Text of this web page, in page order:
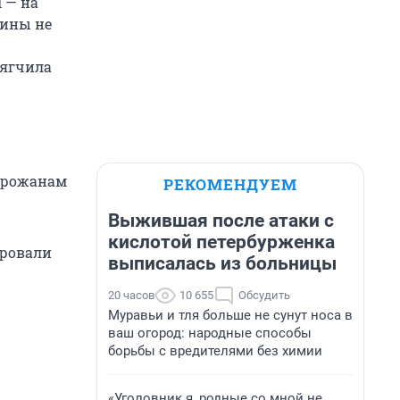
не
РЕКОМЕНДУЕМ
Выжившая после атаки с
кислотой петербурженка
выписалась из больницы
20 часов 10 655 Обсудить
Муравьи и тля больше не сунут носа в
ваш огород: народные способы
борьбы с вредителями без химии